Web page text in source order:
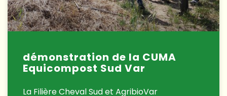
démonstration de la CUMA
Equicompost Sud Var
La Filière Cheval Sud et AgribioVar